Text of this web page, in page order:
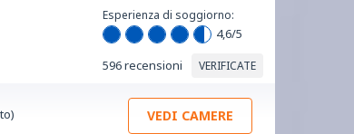
Esperienza di soggiorno:
4,6/5
596 recensioni
VERIFICATE
VEDI CAMERE